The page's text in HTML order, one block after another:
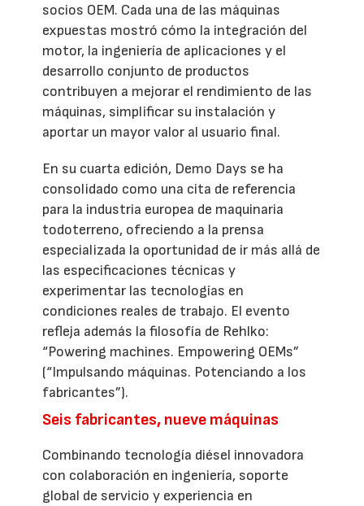
socios OEM. Cada una de las máquinas
expuestas mostró cómo la integración del
motor, la ingeniería de aplicaciones y el
desarrollo conjunto de productos
contribuyen a mejorar el rendimiento de las
máquinas, simplificar su instalación y
aportar un mayor valor al usuario final.
En su cuarta edición, Demo Days se ha
consolidado como una cita de referencia
para la industria europea de maquinaria
todoterreno, ofreciendo a la prensa
especializada la oportunidad de ir más allá de
las especificaciones técnicas y
experimentar las tecnologías en
condiciones reales de trabajo. El evento
refleja además la filosofía de Rehlko:
“Powering machines. Empowering OEMs”
(“Impulsando máquinas. Potenciando a los
fabricantes”).
Seis fabricantes, nueve máquinas
Combinando tecnología diésel innovadora
con colaboración en ingeniería, soporte
global de servicio y experiencia en